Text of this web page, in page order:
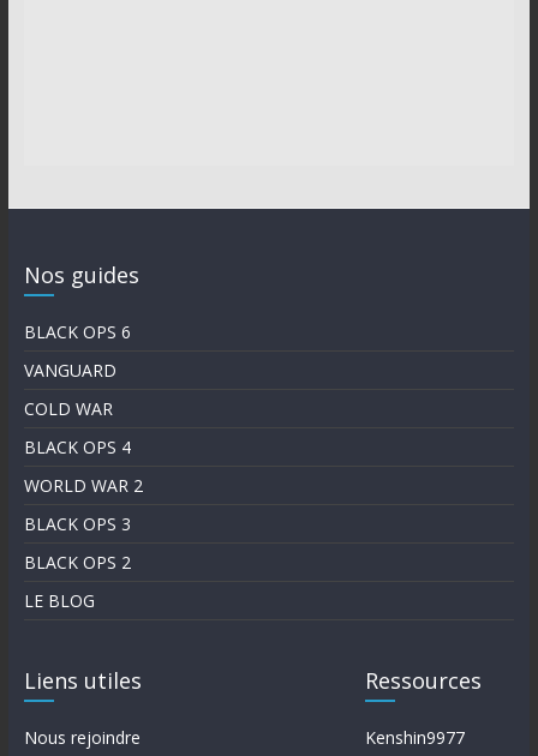
Nos guides
BLACK OPS 6
VANGUARD
COLD WAR
BLACK OPS 4
WORLD WAR 2
BLACK OPS 3
BLACK OPS 2
LE BLOG
Liens utiles
Nous rejoindre
Ressources
Kenshin9977